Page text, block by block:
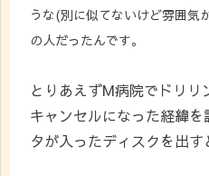
うな(別に似てないけど雰囲気
の人だったんです。
とりあえずM病院でドリ
キャンセルになった経緯
タが入ったディスクを出す